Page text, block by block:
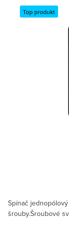
Top produkt
Spínač
šrouby.Šroubové